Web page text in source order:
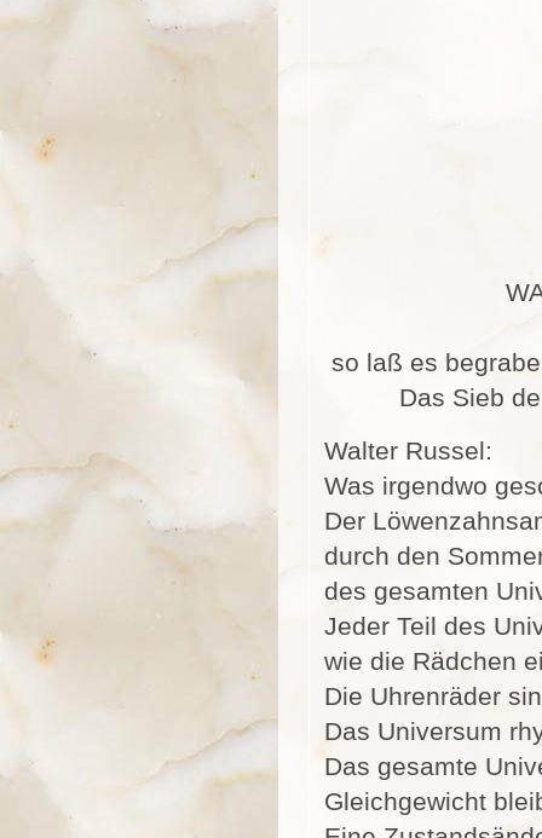
so laß es
Das Sieb
Walter Russel:
Was irgendwo
Der
durch den
des gesamten
Jeder Teil des
wie die Rädchen
Die Uhrenräder
Das Universum
Das gesamte
Gleichgewicht